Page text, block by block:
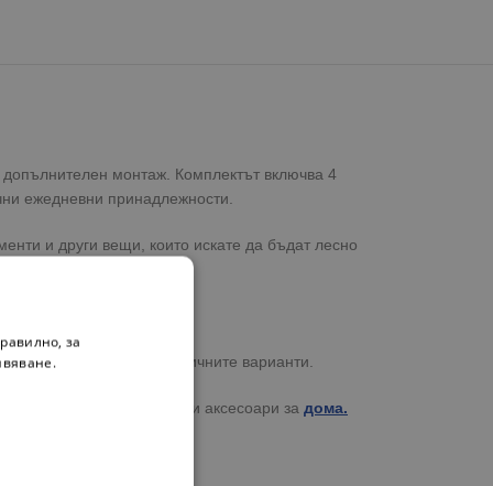
монтаж. Комплектът включва 4
ежедневни принадлежности.
и други вещи, които искате да бъдат лесно
по-подредени.
пространство.
за уточнение на наличните варианти.
закачалки и аксесоари за дома.
за